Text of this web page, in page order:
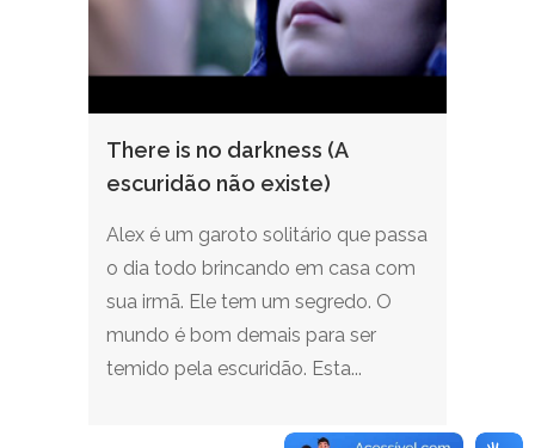
There is no darkness (A
escuridão não existe)
Alex é um garoto solitário que passa
o dia todo brincando em casa com
sua irmã. Ele tem um segredo. O
mundo é bom demais para ser
temido pela escuridão. Esta...